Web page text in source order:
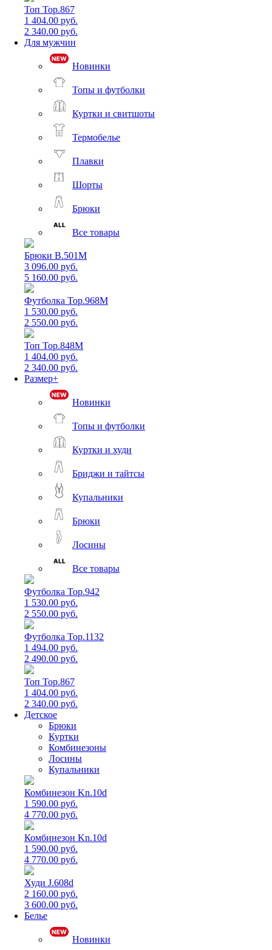
Топ Top.867
1 404.00 руб.
2 340.00 руб.
Для мужчин
Новинки
Топы и футболки
Куртки и свитшоты
Термобелье
Плавки
Шорты
Брюки
Все товары
Брюки B.501M
3 096.00 руб.
5 160.00 руб.
Футболка Top.968M
1 530.00 руб.
2 550.00 руб.
Топ Top.848M
1 404.00 руб.
2 340.00 руб.
Размер+
Новинки
Топы и футболки
Куртки и худи
Бриджи и тайтсы
Купальники
Брюки
Лосины
Все товары
Футболка Top.942
1 530.00 руб.
2 550.00 руб.
Футболка Top.1132
1 494.00 руб.
2 490.00 руб.
Топ Top.867
1 404.00 руб.
2 340.00 руб.
Детское
Брюки
Куртки
Комбинезоны
Лосины
Купальники
Комбинезон Kn.10d
1 590.00 руб.
4 770.00 руб.
Комбинезон Kn.10d
1 590.00 руб.
4 770.00 руб.
Худи J.608d
2 160.00 руб.
3 600.00 руб.
Белье
Новинки